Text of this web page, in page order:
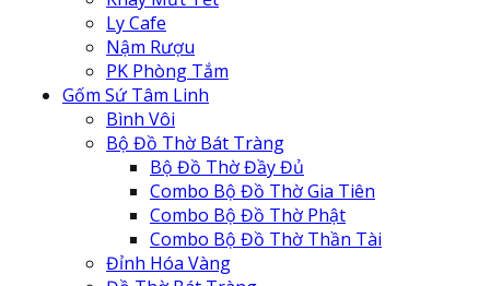
Ly Cafe
Nậm Rượu
PK Phòng Tắm
Gốm Sứ Tâm Linh
Bình Vôi
Bộ Đồ Thờ Bát Tràng
Bộ Đồ Thờ Đầy Đủ
Combo Bộ Đồ Thờ Gia Tiên
Combo Bộ Đồ Thờ Phật
Combo Bộ Đồ Thờ Thần Tài
Đỉnh Hóa Vàng